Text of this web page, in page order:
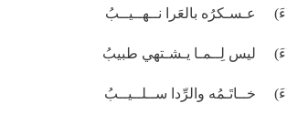
عـسـكرُه بالعَرا نــهــيــبُ
ليس لِــمـا يـشـتهي طبيبُ
خــاتَـمُه والرِّدا ســلــيــبُ